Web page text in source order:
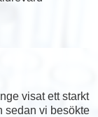
visat ett starkt
sedan vi besökte